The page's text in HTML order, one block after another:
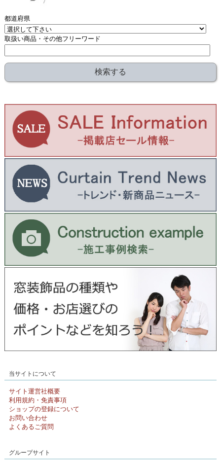
都道府県
取扱い商品・その他フリーワード
当サイトについて
サイト運営社概要
利用規約・免責事項
ショップの登録について
お問い合わせ
よくあるご質問
グループサイト